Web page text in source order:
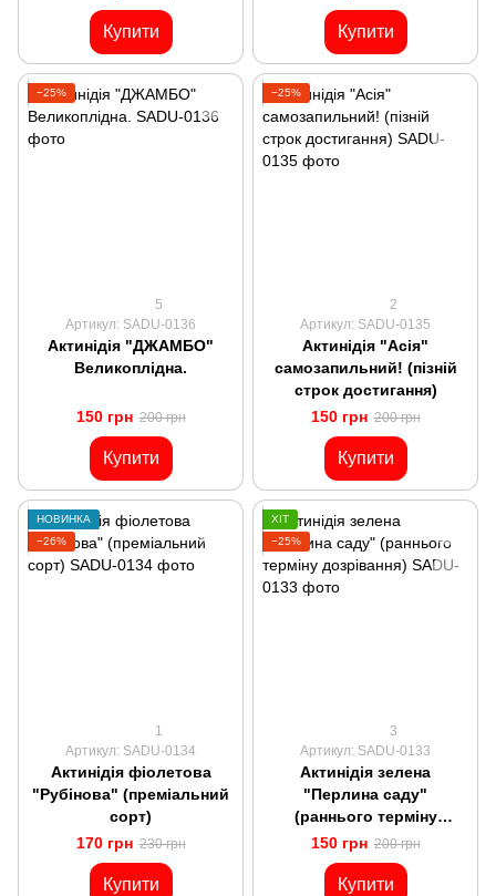
Купити Купити
−25%
5
Артикул: SADU-0136
Актинідія "ДЖАМБО"
Великоплідна.
150 грн 200 грн
Купити
−25%
2
Артикул: SADU-0135
Актинідія "Асія"
самозапильний! (пізній
строк достигання)
150 грн 200 грн
Купити
НОВИНКА
−26%
1
Артикул: SADU-0134
Актинідія фіолетова
"Рубінова" (преміальний
сорт)
170 грн 230 грн
Купити
ХІТ
−25%
3
Артикул: SADU-0133
Актинідія зелена
"Перлина саду"
(раннього терміну
дозрівання)
150 грн 200 грн
Купити